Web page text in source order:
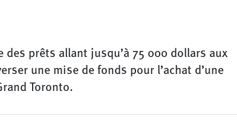
des prêts allant jusqu’à 75 000 dollars aux
une mise de fonds pour l’achat d’une
Toronto.